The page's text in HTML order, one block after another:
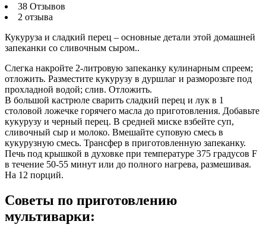
38 Отзывов
2 отзыва
Кукуруза и сладкий перец – основные детали этой домашней
запеканки со сливочным сыром..
Слегка накройте 2-литровую запеканку кулинарным спреем;
отложить. Разместите кукурузу в дуршлаг и разморозьте под
прохладной водой; слив. Отложить.
В большой кастрюле сварить сладкий перец и лук в 1
столовой ложечке горячего масла до приготовления. Добавьте
кукурузу и черный перец. В средней миске взбейте суп,
сливочный сыр и молоко. Вмешайте суповую смесь в
кукурузную смесь. Трансфер в приготовленную запеканку.
Печь под крышкой в духовке при температуре 375 градусов F
в течение 50-55 минут или до полного нагрева, размешивая.
На 12 порций.
Советы по приготовлению
мультиварки: